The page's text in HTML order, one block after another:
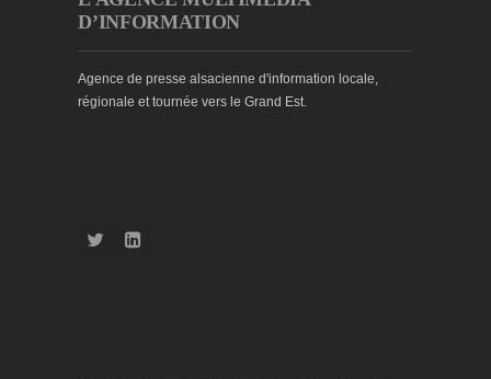
D’INFORMATION
Agence de presse alsacienne d'information locale,
régionale et tournée vers le Grand Est.